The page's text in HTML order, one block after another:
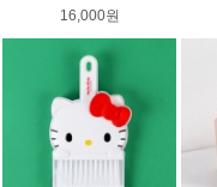
16,000원